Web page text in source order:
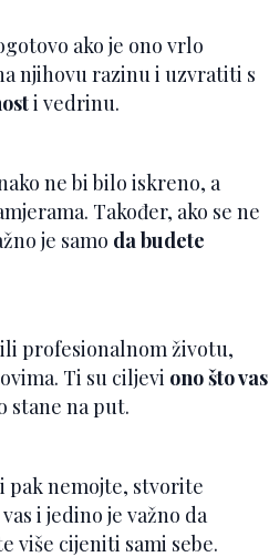
ako je ono vrlo
njihovu razinu i uzvratiti s
i vedrinu.
ne bi bilo iskreno, a
Također, ako se ne
je samo da budete
profesionalnom životu,
Ti su ciljevi ono što vas
stane na put.
pak nemojte, stvorite
i jedino je važno da
više cijeniti sami sebe.